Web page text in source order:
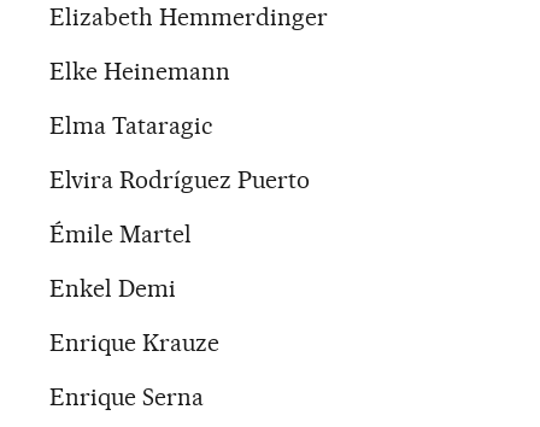
Elizabeth Hemmerdinger
Elke Heinemann
Elma Tataragic
Elvira Rodríguez Puerto
Émile Martel
Enkel Demi
Enrique Krauze
Enrique Serna